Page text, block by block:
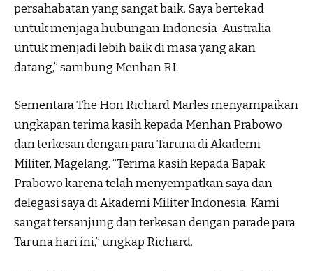
persahabatan yang sangat baik. Saya bertekad
untuk menjaga hubungan Indonesia-Australia
untuk menjadi lebih baik di masa yang akan
datang,” sambung Menhan RI.
Sementara The Hon Richard Marles menyampaikan
ungkapan terima kasih kepada Menhan Prabowo
dan terkesan dengan para Taruna di Akademi
Militer, Magelang. “Terima kasih kepada Bapak
Prabowo karena telah menyempatkan saya dan
delegasi saya di Akademi Militer Indonesia. Kami
sangat tersanjung dan terkesan dengan parade para
Taruna hari ini,” ungkap Richard.